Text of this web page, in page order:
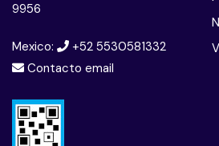
9956
Mexico:
+52 5530581332
Contacto email